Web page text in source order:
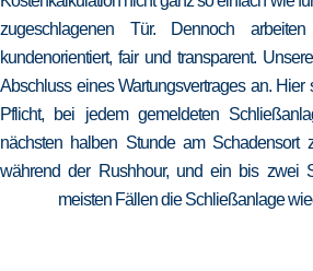
zugeschlagenen Tür. Dennoch
kundenorientiert, fair und transparent.
Abschluss eines Wartungsvertrages an.
Pflicht, bei jedem gemeldeten
nächsten halben Stunde am Schadensort
während der Rushhour, und ein bis zwei
meisten Fällen die Schließanlage